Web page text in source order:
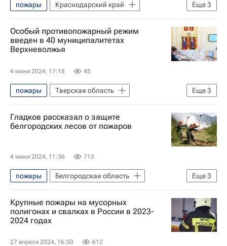
Еще3
пожары
Краснодарский край
Краснодарский край
Вениамин Кондратьев
Природные пожары в России
Особый противопожарный режим
введен в 40 муниципалитетах
Верхневолжья
4 июня 2024, 17:18 45
Еще3
пожары
Тверская область
Игорь Руденя
Тверская область
Природные пожары в России
Гладков рассказал о защите
белгородских лесов от пожаров
4 июня 2024, 11:36 713
Еще3
пожары
Белгородская область
Белгородская область
Вячеслав Гладков
Природные пожары в России
Крупные пожары на мусорных
полигонах и свалках в России в 2023-
2024 годах
27 апреля 2024, 16:50 612